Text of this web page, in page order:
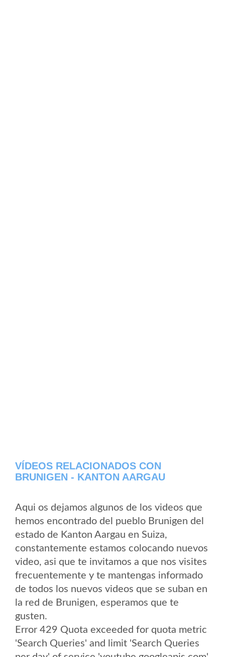
VÍDEOS RELACIONADOS CON
BRUNIGEN - KANTON AARGAU
Aqui os dejamos algunos de los videos que
hemos encontrado del pueblo Brunigen del
estado de Kanton Aargau en Suiza,
constantemente estamos colocando nuevos
video, asi que te invitamos a que nos visites
frecuentemente y te mantengas informado
de todos los nuevos videos que se suban en
la red de Brunigen, esperamos que te
gusten.
Error 429 Quota exceeded for quota metric
'Search Queries' and limit 'Search Queries